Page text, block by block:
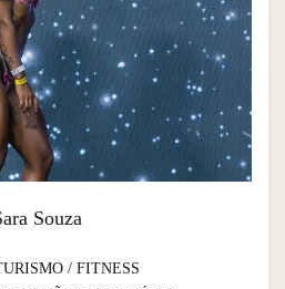
Souza
/ FITNESS